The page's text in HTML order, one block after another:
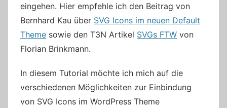
eingehen. Hier empfehle ich den Beitrag von
Bernhard Kau über SVG Icons im neuen Default
Theme sowie den T3N Artikel SVGs FTW von
Florian Brinkmann.
In diesem Tutorial möchte ich mich auf die
verschiedenen Möglichkeiten zur Einbindung
von SVG Icons im WordPress Theme